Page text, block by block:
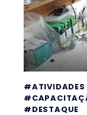
#ATIVIDADES
#DESTAQUE